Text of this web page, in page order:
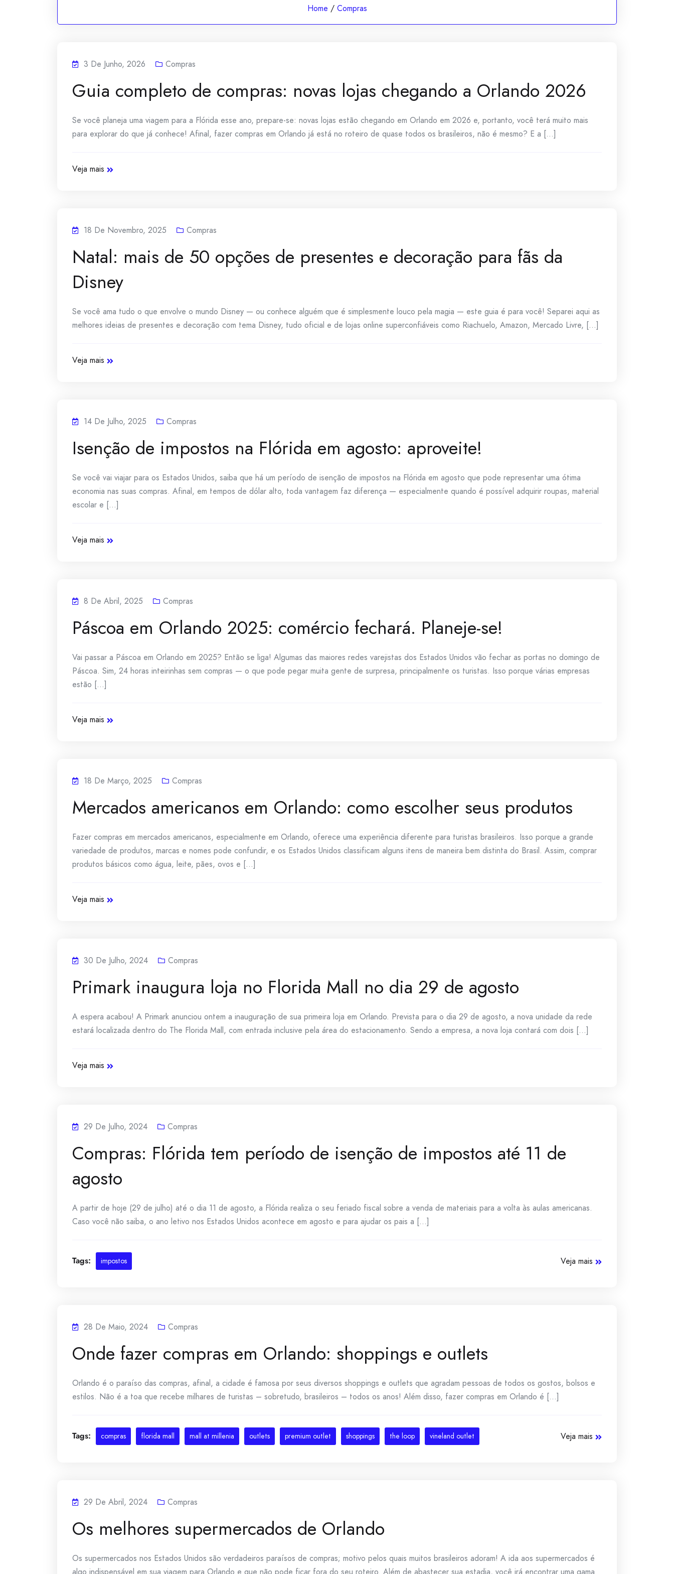
Home / Compras
3 De Junho, 2026 Compras
Guia completo de compras: novas lojas chegando a Orlando 2026
Se você planeja uma viagem para a Flórida esse ano, prepare-se: novas lojas estão chegando em Orlando em 2026 e, portanto, você terá muito mais
para explorar do que já conhece! Afinal, fazer compras em Orlando já está no roteiro de quase todos os brasileiros, não é mesmo? E a [...]
Veja mais
18 De Novembro, 2025 Compras
Natal: mais de 50 opções de presentes e decoração para fãs da
Disney
Se você ama tudo o que envolve o mundo Disney — ou conhece alguém que é simplesmente louco pela magia — este guia é para você! Separei aqui as
melhores ideias de presentes e decoração com tema Disney, tudo oficial e de lojas online superconfiáveis como Riachuelo, Amazon, Mercado Livre, [...]
Veja mais
14 De Julho, 2025 Compras
Isenção de impostos na Flórida em agosto: aproveite!
Se você vai viajar para os Estados Unidos, saiba que há um período de isenção de impostos na Flórida em agosto que pode representar uma ótima
economia nas suas compras. Afinal, em tempos de dólar alto, toda vantagem faz diferença — especialmente quando é possível adquirir roupas, material
escolar e [...]
Veja mais
8 De Abril, 2025 Compras
Páscoa em Orlando 2025: comércio fechará. Planeje-se!
Vai passar a Páscoa em Orlando em 2025? Então se liga! Algumas das maiores redes varejistas dos Estados Unidos vão fechar as portas no domingo de
Páscoa. Sim, 24 horas inteirinhas sem compras — o que pode pegar muita gente de surpresa, principalmente os turistas. Isso porque várias empresas
estão [...]
Veja mais
18 De Março, 2025 Compras
Mercados americanos em Orlando: como escolher seus produtos
Fazer compras em mercados americanos, especialmente em Orlando, oferece uma experiência diferente para turistas brasileiros. Isso porque a grande
variedade de produtos, marcas e nomes pode confundir, e os Estados Unidos classificam alguns itens de maneira bem distinta do Brasil. Assim, comprar
produtos básicos como água, leite, pães, ovos e [...]
Veja mais
30 De Julho, 2024 Compras
Primark inaugura loja no Florida Mall no dia 29 de agosto
A espera acabou! A Primark anunciou ontem a inauguração de sua primeira loja em Orlando. Prevista para o dia 29 de agosto, a nova unidade da rede
estará localizada dentro do The Florida Mall, com entrada inclusive pela área do estacionamento. Sendo a empresa, a nova loja contará com dois [...]
Veja mais
29 De Julho, 2024 Compras
Compras: Flórida tem período de isenção de impostos até 11 de
agosto
A partir de hoje (29 de julho) até o dia 11 de agosto, a Flórida realiza o seu feriado fiscal sobre a venda de materiais para a volta às aulas americanas.
Caso você não saiba, o ano letivo nos Estados Unidos acontece em agosto e para ajudar os pais a [...]
Tags: impostos Veja mais
28 De Maio, 2024 Compras
Onde fazer compras em Orlando: shoppings e outlets
Orlando é o paraíso das compras, afinal, a cidade é famosa por seus diversos shoppings e outlets que agradam pessoas de todos os gostos, bolsos e
estilos. Não é a toa que recebe milhares de turistas – sobretudo, brasileiros – todos os anos! Além disso, fazer compras em Orlando é [...]
Tags: compras florida mall mall at millenia outlets premium outlet shoppings the loop vineland outlet Veja mais
29 De Abril, 2024 Compras
Os melhores supermercados de Orlando
Os supermercados nos Estados Unidos são verdadeiros paraísos de compras; motivo pelos quais muitos brasileiros adoram! A ida aos supermercados é